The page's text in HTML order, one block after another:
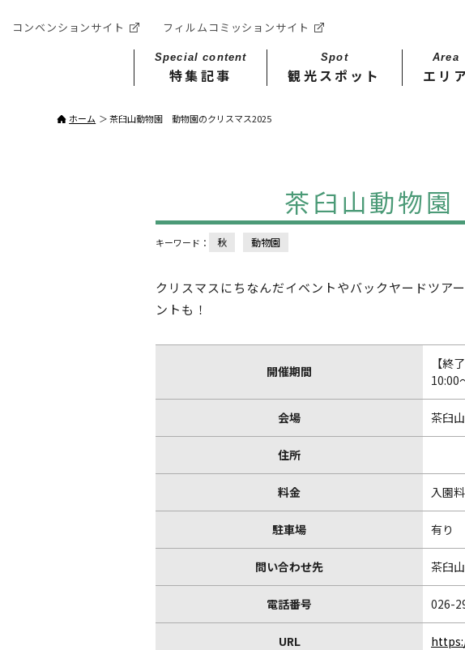
コンベンションサイト フィルムコミッションサイト
Special content
特集記事
Spot
観光スポット
Area
エリ
ホーム 茶臼山動物園 動物園のクリスマス2025
茶臼山動物
キーワード： 秋 動物園
クリスマスにちなんだイベントやバックヤードツア
ントも！
開催期間
【終
10:00
会場 茶臼
住所
料金 入園
駐車場 有り
問い合わせ先 茶臼
電話番号 026-
URL